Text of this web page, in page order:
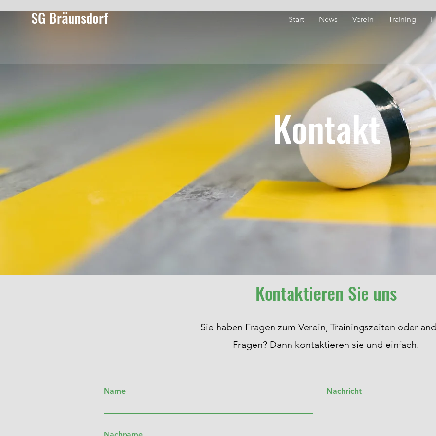
SG Bräunsdorf Start News Verein Training
Kontakt
Kontaktieren Sie uns
Sie haben Fragen zum Verein, Trainingszeiten oder
Fragen? Dann kontaktieren sie und einfach.
Name Nachricht